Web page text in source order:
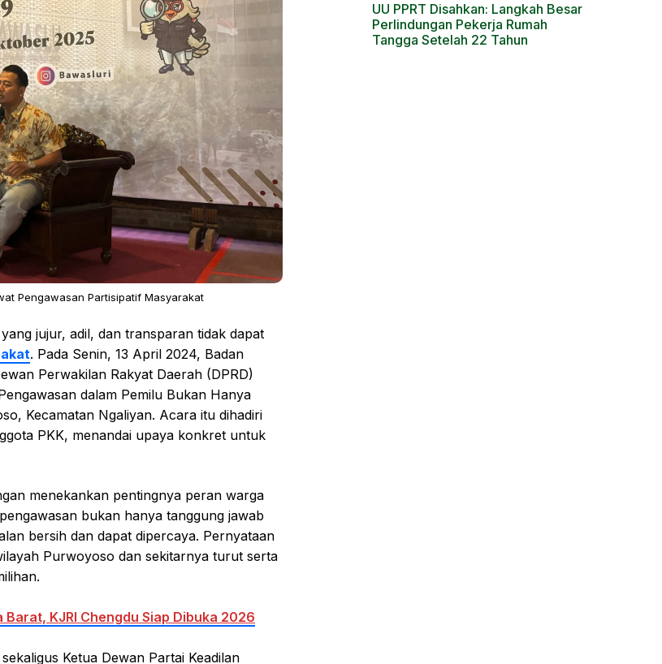
Pengawasan Partisipatif Masyarakat
yang jujur, adil, dan transparan tidak dapat
. Pada Senin, 13 April 2024, Badan
Perwakilan Rakyat Daerah (DPRD)
dalam Pemilu Bukan Hanya
Kecamatan Ngaliyan. Acara itu dihadiri
PKK, menandai upaya konkret untuk
menekankan pentingnya peran warga
bukan hanya tanggung jawab
bersih dan dapat dipercaya. Pernyataan
Purwoyoso dan sekitarnya turut serta
KJRI Chengdu Siap Dibuka 2026
Ketua Dewan Partai Keadilan
UU PPRT Disahkan: Langkah Besar
Perlindungan Pekerja Rumah
Tangga Setelah 22 Tahun